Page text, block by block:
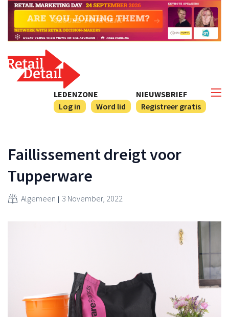
NIEUWSBRIEF
Registreer gratis
LEDENZONE
Log in
Word lid
Faillissement dreigt voor
Tupperware
Algemeen 3 November, 2022